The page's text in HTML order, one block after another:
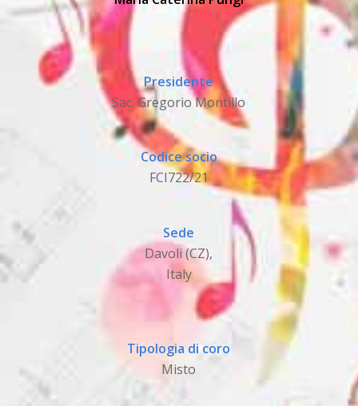
Presidente
Sac. Gregorio Montillo
Codice socio
FCI722/21
Sede
Davoli (CZ),
Italy
Tipologia di coro
Misto